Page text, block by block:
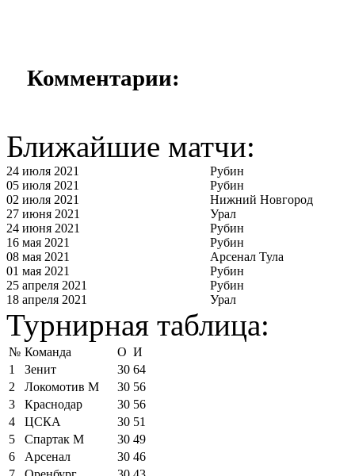
Комментарии:
Ближайшие матчи:
24 июля 2021
Рубин
05 июля 2021
Рубин
02 июля 2021
Нижний Новгород
27 июня 2021
Урал
24 июня 2021
Рубин
16 мая 2021
Рубин
08 мая 2021
Арсенал Тула
01 мая 2021
Рубин
25 апреля 2021
Рубин
18 апреля 2021
Урал
Турнирная таблица:
№ Команда О И
1
Зенит 30 64
2
Локомотив М 30 56
3
Краснодар 30 56
4
ЦСКА 30 51
5
Спартак М 30 49
6
Арсенал 30 46